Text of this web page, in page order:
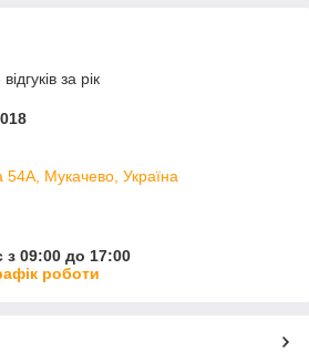
за рік
Мукачево, Україна
з 09:00 до 17:00
роботи